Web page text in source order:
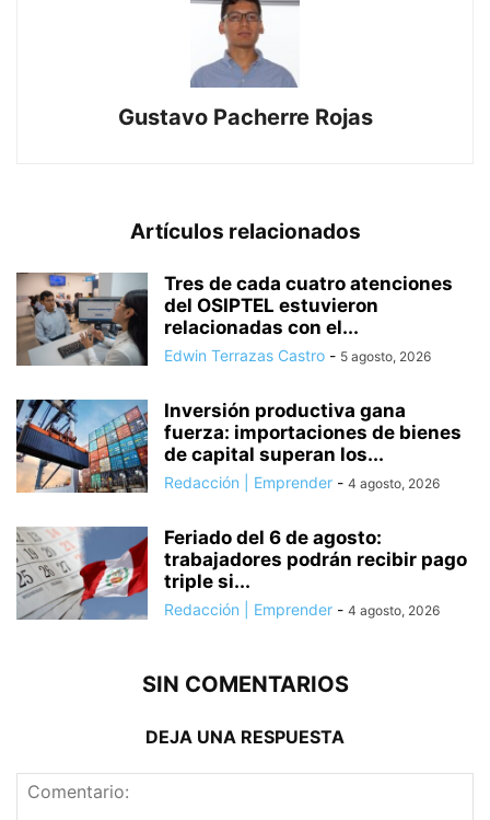
Gustavo Pacherre Rojas
Artículos relacionados
Tres de cada cuatro atenciones
del OSIPTEL estuvieron
relacionadas con el...
Edwin Terrazas Castro - 5 agosto, 2026
Inversión productiva gana
fuerza: importaciones de bienes
de capital superan los...
Redacción | Emprender - 4 agosto, 2026
Feriado del 6 de agosto:
trabajadores podrán recibir pago
triple si...
Redacción | Emprender - 4 agosto, 2026
SIN COMENTARIOS
DEJA UNA RESPUESTA